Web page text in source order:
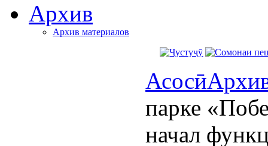
Архив
Архив материалов
Асосӣ
парке
начал